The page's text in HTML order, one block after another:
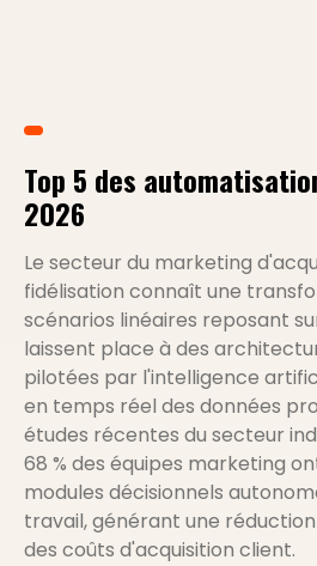
Top 5 des
2026
Le secteur du marketing
fidélisation connaît une
scénarios linéaires reposant
laissent place à des
pilotées par l'intelligence
en temps réel des données
études récentes du secteur
68 % des équipes marketing
modules décisionnels
travail, générant une
des coûts d'acquisition client.